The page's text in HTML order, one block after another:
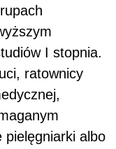
I stopnia.
ratownicy
pielęgniarki albo